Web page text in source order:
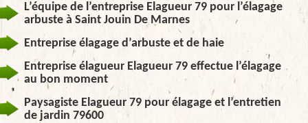
L’équipe de l’entreprise Elagueur 79 pour l’élagage
arbuste à Saint Jouin De Marnes
Entreprise élagage d’arbuste et de haie
Entreprise élagueur Elagueur 79 effectue l’élagage
au bon moment
Paysagiste Elagueur 79 pour élagage et l’entretien
de jardin 79600